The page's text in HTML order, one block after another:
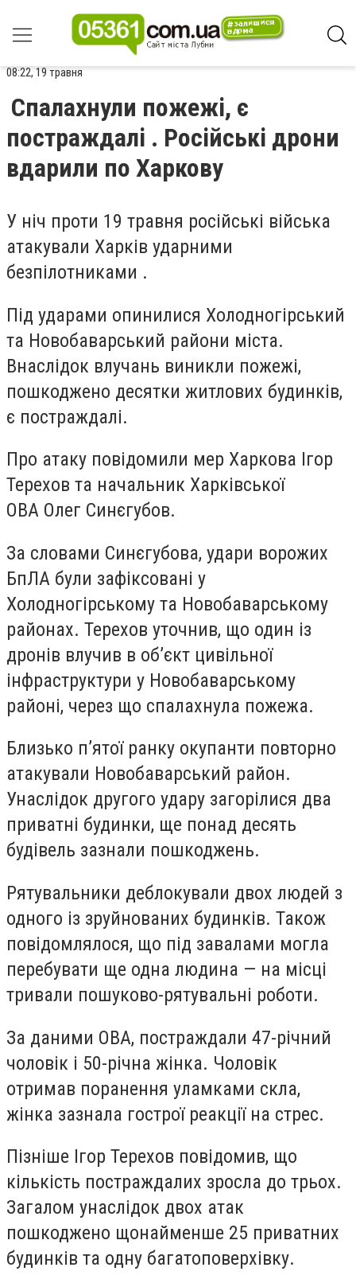
08:22, 19 травня
Спалахнули пожежі, є
постраждалі . Російські дрони
вдарили по Харкову
У ніч проти 19 травня російські війська
атакували Харків ударними
безпілотниками .
Під ударами опинилися Холодногірський
та Новобаварський райони міста.
Внаслідок влучань виникли пожежі,
пошкоджено десятки житлових будинків,
є постраждалі.
Про атаку повідомили мер Харкова Ігор
Терехов та начальник Харківської
ОВА Олег Синєгубов.
За словами Синєгубова, удари ворожих
БпЛА були зафіксовані у
Холодногірському та Новобаварському
районах. Терехов уточнив, що один із
дронів влучив в об’єкт цивільної
інфраструктури у Новобаварському
районі, через що спалахнула пожежа.
Близько п’ятої ранку окупанти повторно
атакували Новобаварський район.
Унаслідок другого удару загорілися два
приватні будинки, ще понад десять
будівель зазнали пошкоджень.
Рятувальники деблокували двох людей з
одного із зруйнованих будинків. Також
повідомлялося, що під завалами могла
перебувати ще одна людина — на місці
тривали пошуково-рятувальні роботи.
За даними ОВА, постраждали 47-річний
чоловік і 50-річна жінка. Чоловік
отримав поранення уламками скла,
жінка зазнала гострої реакції на стрес.
Пізніше Ігор Терехов повідомив, що
кількість постраждалих зросла до трьох.
Загалом унаслідок двох атак
пошкоджено щонайменше 25 приватних
будинків та одну багатоповерхівку.